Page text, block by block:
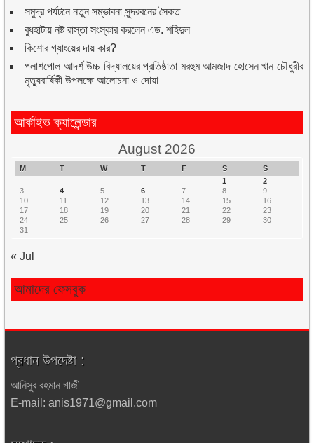
সমুদ্র পর্যটনে নতুন সম্ভাবনা সুন্দরবনের সৈকত
বুধহাটায় নষ্ট রাস্তা সংস্কার করলেন এড. শহিদুল
কিশোর গ্যাংয়ের দায় কার?
পলাশপোল আদর্শ উচ্চ বিদ্যালয়ের প্রতিষ্ঠাতা মরহুম আমজাদ হোসেন খান চৌধুরীর
মৃত্যুবার্ষিকী উপলক্ষে আলোচনা ও দোয়া
আর্কাইভ ক্যালেন্ডার
August 2026
M T W T F S
S
1
2
3
4 5 6 7 8
9
10
11 12 13 14 15
16
17
18 19 20 21 22
23
24
25 26 27 28 29
30
31
« Jul
আমাদের ফেসবুক
প্রধান উপদেষ্টা :
আনিসুর রহমান গাজী
E-mail: anis1971@gmail.com